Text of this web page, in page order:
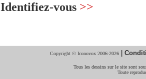
Identifiez-vous >>
Copyright © Iconovox 2006-2026 |
Tous les dessins sur le site sont
Toute